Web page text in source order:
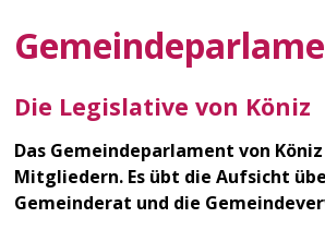
Die Legislative von Köniz
Das Gemeindeparlament von
Mitgliedern. Es übt die Aufsicht
Gemeinderat und die